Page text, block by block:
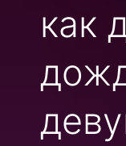
как